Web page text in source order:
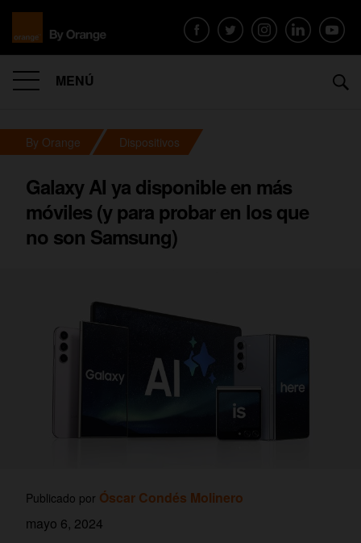
MENÚ
By Orange Dispositivos
Galaxy AI ya disponible en más
móviles (y para probar en los que
no son Samsung)
Publicado por Óscar Condés Molinero
mayo 6, 2024